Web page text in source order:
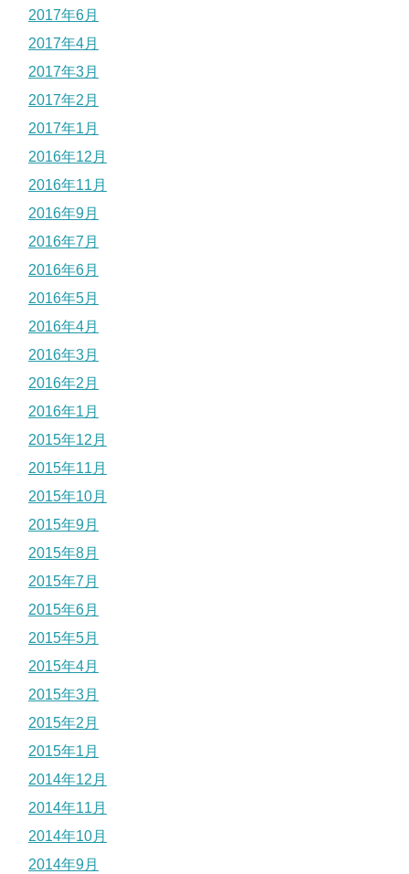
2017年6月
2017年4月
2017年3月
2017年2月
2017年1月
2016年12月
2016年11月
2016年9月
2016年7月
2016年6月
2016年5月
2016年4月
2016年3月
2016年2月
2016年1月
2015年12月
2015年11月
2015年10月
2015年9月
2015年8月
2015年7月
2015年6月
2015年5月
2015年4月
2015年3月
2015年2月
2015年1月
2014年12月
2014年11月
2014年10月
2014年9月